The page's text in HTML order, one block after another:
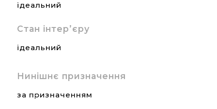
ідеальний
Стан інтер’єру
ідеальний
Нинішнє призначення
за призначенням